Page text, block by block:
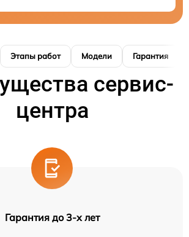
Этапы работ Модели Гарантия
сервис-
центра
Гарантия до 3-х лет